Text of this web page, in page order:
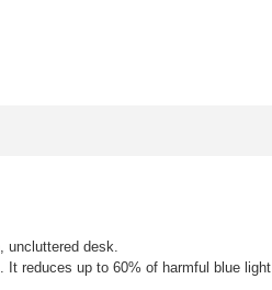
desk.
It reduces up to 60% of harmful blue light